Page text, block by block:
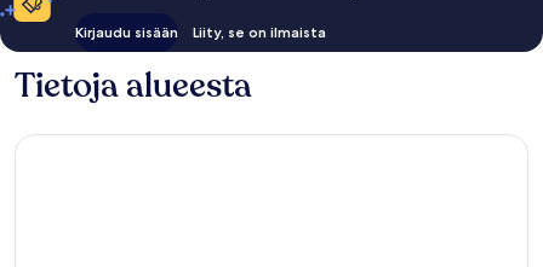
Kirjaudu sisään Liity, se on ilmaista
Tietoja alueesta